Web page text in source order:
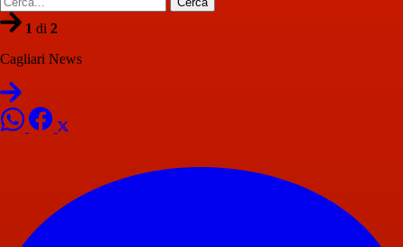
1 di 2
Cagliari News